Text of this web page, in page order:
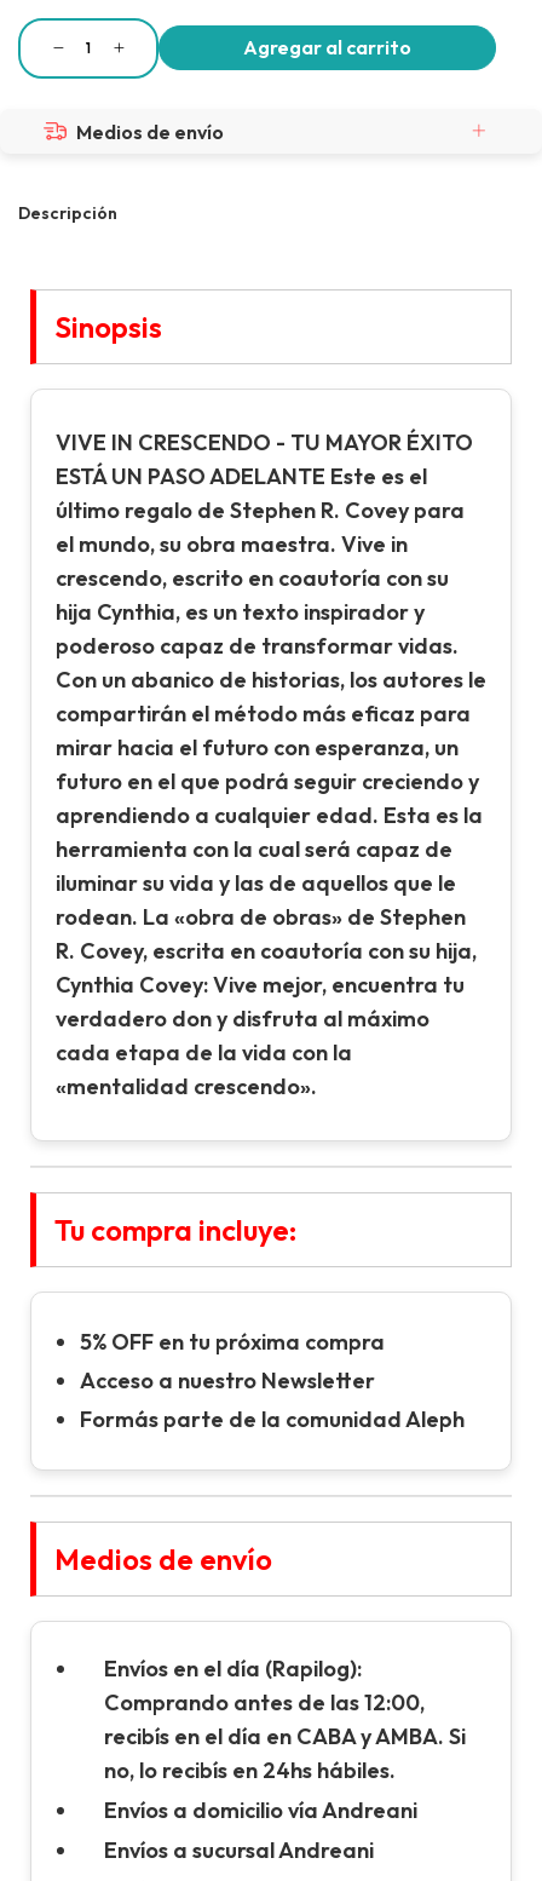
Medios de envío
Descripción
Sinopsis
VIVE IN CRESCENDO - TU MAYOR ÉXITO
ESTÁ UN PASO ADELANTE Este es el
último regalo de Stephen R. Covey para
el mundo, su obra maestra. Vive in
crescendo, escrito en coautoría con su
hija Cynthia, es un texto inspirador y
poderoso capaz de transformar vidas.
Con un abanico de historias, los autores le
compartirán el método más eficaz para
mirar hacia el futuro con esperanza, un
futuro en el que podrá seguir creciendo y
aprendiendo a cualquier edad. Esta es la
herramienta con la cual será capaz de
iluminar su vida y las de aquellos que le
rodean. La «obra de obras» de Stephen
R. Covey, escrita en coautoría con su hija,
Cynthia Covey: Vive mejor, encuentra tu
verdadero don y disfruta al máximo
cada etapa de la vida con la
«mentalidad crescendo».
Tu compra incluye:
5% OFF en tu próxima compra
Acceso a nuestro Newsletter
Formás parte de la comunidad Aleph
Medios de envío
Envíos en el día (Rapilog):
Comprando antes de las 12:00,
recibís en el día en CABA y AMBA. Si
no, lo recibís en 24hs hábiles.
Envíos a domicilio vía Andreani
Envíos a sucursal Andreani